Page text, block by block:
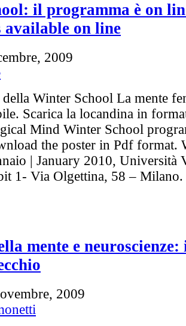
il programma è on
available on line
2009
Winter School La mente
Scarica la locandina in
Mind Winter School
the poster in Pdf format.
| January 2010, Università
1- Via Olgettina, 58 –
mente e neuroscienze:
2009